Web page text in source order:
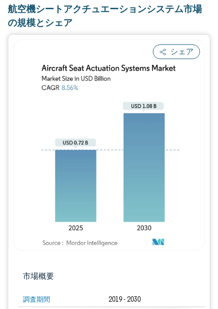
航空機シートアクチュエーションシステム市場
の規模とシェア
シェア
市場概要
調査期間 2019 - 2030